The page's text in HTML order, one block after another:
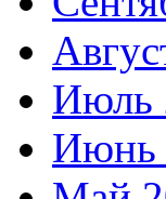
Июль
Июнь